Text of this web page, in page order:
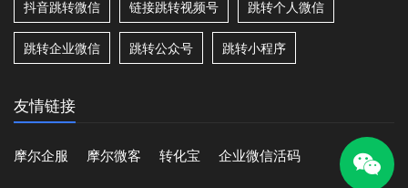
抖音跳转微信 链接跳转视频号 跳转个人微信
跳转企业微信 跳转公众号 跳转小程序
友情链接
摩尔企服 摩尔微客 转化宝 企业微信活码